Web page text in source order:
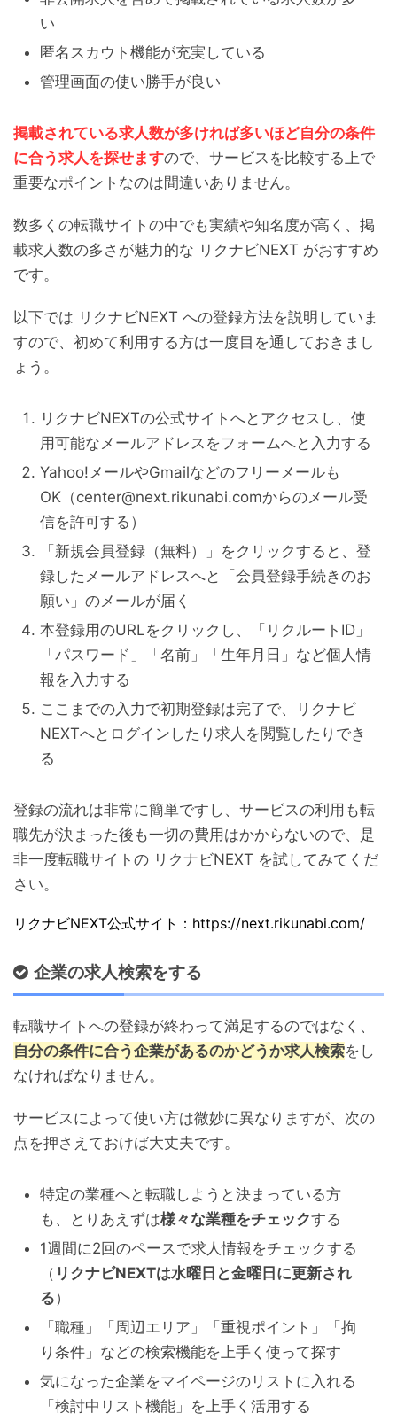
い
匿名スカウト機能が充実している
管理画面の使い勝手が良い
掲載されている求人数が多ければ多いほど自分の条件
に合う求人を探せますので、サービスを比較する上で
重要なポイントなのは間違いありません。
数多くの転職サイトの中でも実績や知名度が高く、掲
載求人数の多さが魅力的な リクナビNEXT がおすすめ
です。
以下では リクナビNEXT への登録方法を説明していま
すので、初めて利用する方は一度目を通しておきまし
ょう。
リクナビNEXTの公式サイトへとアクセスし、使
用可能なメールアドレスをフォームへと入力する
Yahoo!メールやGmailなどのフリーメールも
OK（center@next.rikunabi.comからのメール受
信を許可する）
「新規会員登録（無料）」をクリックすると、登
録したメールアドレスへと「会員登録手続きのお
願い」のメールが届く
本登録用のURLをクリックし、「リクルートID」
「パスワード」「名前」「生年月日」など個人情
報を入力する
ここまでの入力で初期登録は完了で、リクナビ
NEXTへとログインしたり求人を閲覧したりでき
る
登録の流れは非常に簡単ですし、サービスの利用も転
職先が決まった後も一切の費用はかからないので、是
非一度転職サイトの リクナビNEXT を試してみてくだ
さい。
リクナビNEXT公式サイト：https://next.rikunabi.com/
企業の求人検索をする
転職サイトへの登録が終わって満足するのではなく、
自分の条件に合う企業があるのかどうか求人検索をし
なければなりません。
サービスによって使い方は微妙に異なりますが、次の
点を押さえておけば大丈夫です。
特定の業種へと転職しようと決まっている方
も、とりあえずは様々な業種をチェックする
1週間に2回のペースで求人情報をチェックする
（ リクナビNEXTは水曜日と金曜日に更新され
る）
「職種」「周辺エリア」「重視ポイント」「拘
り条件」などの検索機能を上手く使って探す
気になった企業をマイページのリストに入れる
「検討中リスト機能」を上手く活用する